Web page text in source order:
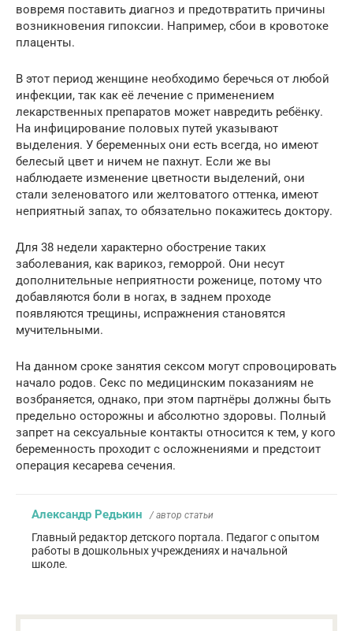
вовремя поставить диагноз и предотвратить причины
возникновения гипоксии. Например, сбои в кровотоке
плаценты.
В этот период женщине необходимо беречься от любой
инфекции, так как её лечение с применением
лекарственных препаратов может навредить ребёнку.
На инфицирование половых путей указывают
выделения. У беременных они есть всегда, но имеют
белесый цвет и ничем не пахнут. Если же вы
наблюдаете изменение цветности выделений, они
стали зеленоватого или желтоватого оттенка, имеют
неприятный запах, то обязательно покажитесь доктору.
Для 38 недели характерно обострение таких
заболевания, как варикоз, геморрой. Они несут
дополнительные неприятности роженице, потому что
добавляются боли в ногах, в заднем проходе
появляются трещины, испражнения становятся
мучительными.
На данном сроке занятия сексом могут спровоцировать
начало родов. Секс по медицинским показаниям не
возбраняется, однако, при этом партнёры должны быть
предельно осторожны и абсолютно здоровы. Полный
запрет на сексуальные контакты относится к тем, у кого
беременность проходит с осложнениями и предстоит
операция кесарева сечения.
Александр Редькин / автор статьи
Главный редактор детского портала. Педагог с опытом
работы в дошкольных учреждениях и начальной
школе.